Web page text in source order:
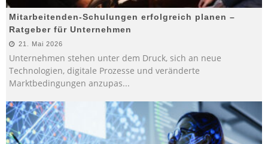
Mitarbeitenden-Schulungen erfolgreich planen –
Ratgeber für Unternehmen
21. Mai 2026
Unternehmen stehen unter dem Druck, sich an neue
Technologien, digitale Prozesse und veränderte
Marktbedingungen anzupas...